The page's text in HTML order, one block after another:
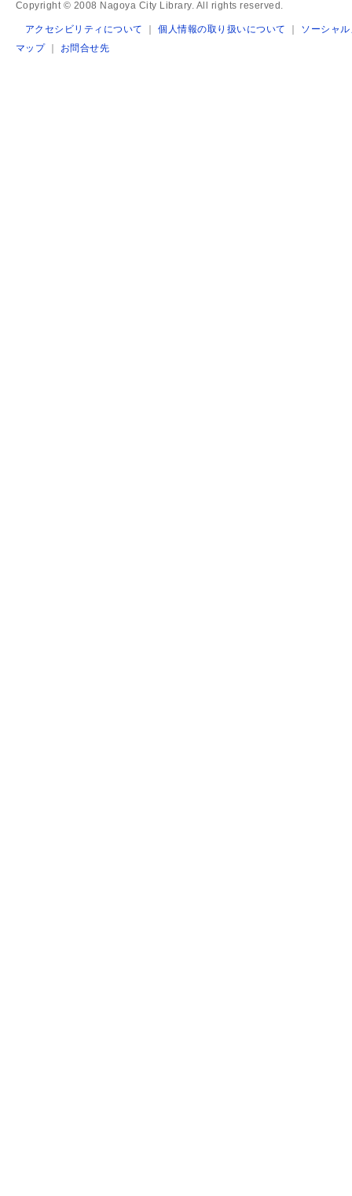
Copyright © 2008 Nagoya City Library. All rights reserved.
アクセシビリティについて ｜個人情報の取り扱いについて ｜ ソーシャ
マップ｜ お問合せ先